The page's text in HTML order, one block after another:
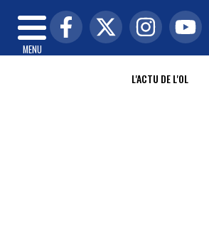
MENU
L'ACTU DE L'OL